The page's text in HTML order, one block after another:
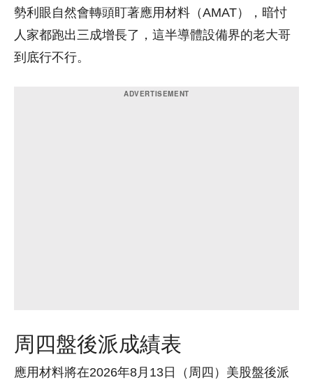
勢利眼自然會轉頭盯著應用材料（AMAT），暗忖
人家都跑出三成增長了，這半導體設備界的老大哥
到底行不行。
周四盤後派成績表
應用材料將在2026年8月13日（周四）美股盤後派